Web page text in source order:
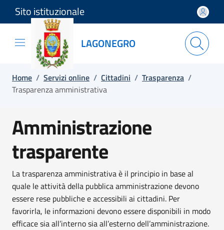
Salta e vai al contenuto
Salta e vai al footer
Sito istituzionale
LAGONEGRO
Home / Servizi online / Cittadini / Trasparenza /
Trasparenza amministrativa
Amministrazione
trasparente
La trasparenza amministrativa è il principio in base al
quale le attività della pubblica amministrazione devono
essere rese pubbliche e accessibili ai cittadini. Per
favorirla, le informazioni devono essere disponibili in modo
efficace sia all’interno sia all’esterno dell’amministrazione.